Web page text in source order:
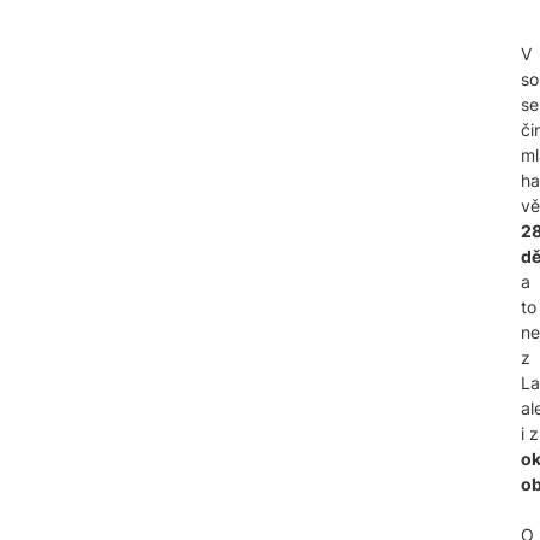
V
se
a
to
z
i z
O